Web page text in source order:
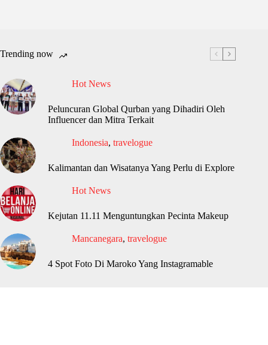
Trending now
Hot News
Peluncuran Global Qurban yang Dihadiri Oleh
Influencer dan Mitra Terkait
Indonesia, travelogue
Kalimantan dan Wisatanya Yang Perlu di Explore
Hot News
Kejutan 11.11 Menguntungkan Pecinta Makeup
Mancanegara, travelogue
4 Spot Foto Di Maroko Yang Instagramable